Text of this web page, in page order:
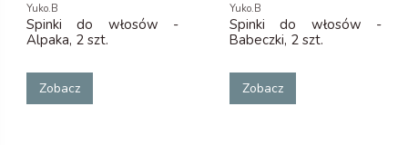
Yuko.B
Spinki do włosów -
Alpaka, 2 szt.
Zobacz
Yuko.B
Spinki do włosów -
Babeczki, 2 szt.
Zobacz